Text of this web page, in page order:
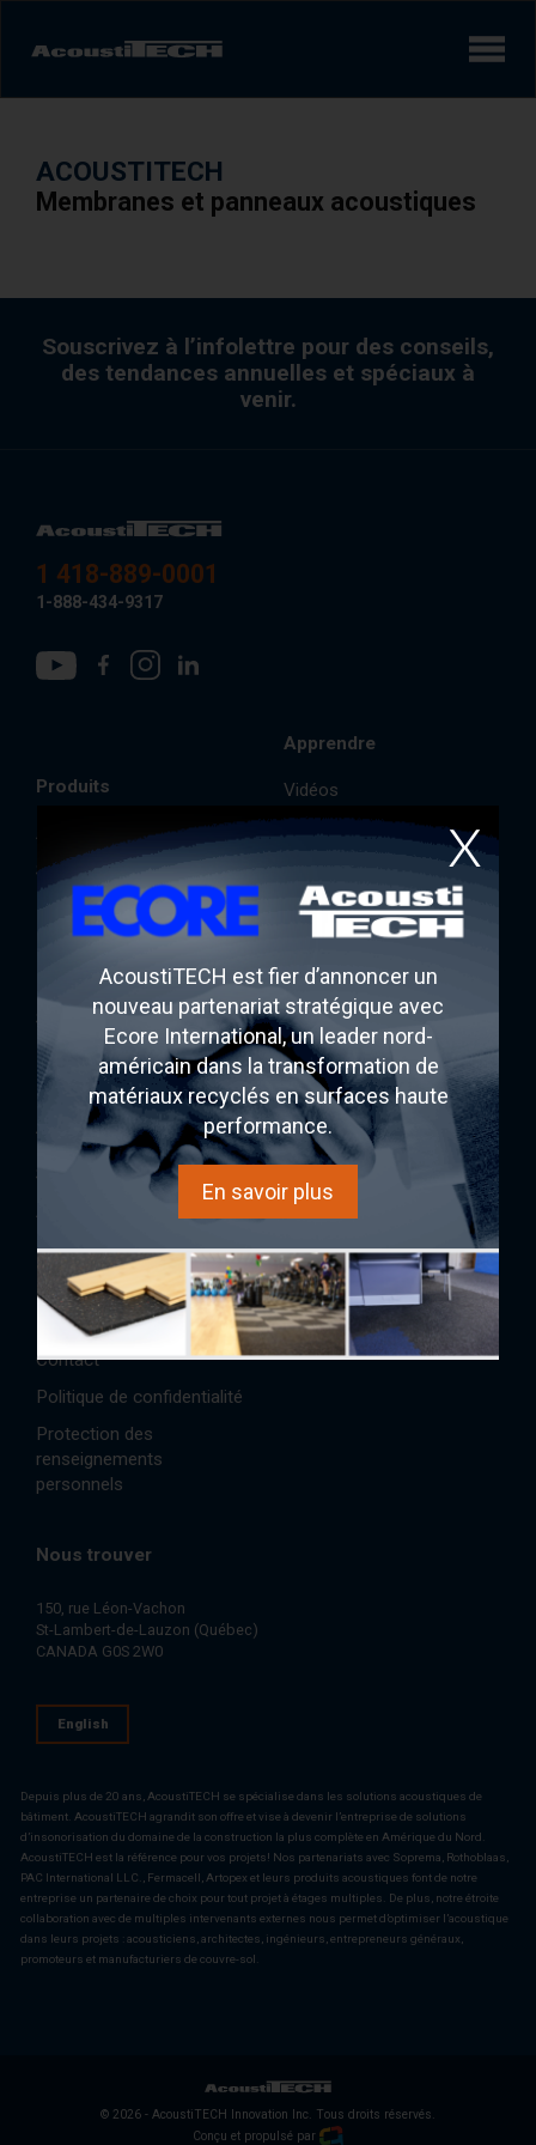
Services et solutions
Réalisations/Études de cas
AcoustiCONDO
ACOUSTITECH
Membranes et panneaux acoustiques
Souscrivez à l’infolettre pour des conseils,
des tendances annuelles et spéciaux à
venir.
1 418-889-0001
1-888-434-9317
Produits
AcoustiTECH
Soprema
Fermacell
PAC International
Rothoblaas
SONO/MAX25
Ecore
Apprendre
Vidéos
Lexique
Blogues
AcoustiTECH
Services et solutions
À propos
Partenaires
Réalisations/Études de cas
Références
Contact
Politique de confidentialité
Protection des
renseignements
personnels
Acheter
AcoustiINDEX
AcoustiCONDO
Où acheter
Boutique
Nous trouver
150, rue Léon-Vachon
St-Lambert-de-Lauzon (Québec)
CANADA G0S 2W0
English
Depuis plus de 20 ans, AcoustiTECH se spécialise dans les solutions acoustiques de
bâtiment. AcoustiTECH agrandit son offre et vise à devenir l’entreprise de solutions
d’insonorisation du domaine de la construction la plus complète en Amérique du Nord.
AcoustiTECH est la référence pour vos projets! Nos partenariats avec Soprema, Rothoblaas,
PAC International LLC., Fermacell, Artopex et leurs produits acoustiques font de notre
entreprise un partenaire de choix pour tout projet à étages multiples. De plus, notre étroite
collaboration avec de multiples intervenants externes nous permet d’optimiser l’acoustique
dans leurs projets : acousticiens, architectes, ingénieurs, entrepreneurs généraux,
promoteurs et manufacturiers de couvre-sol.
© 2026 - AcoustiTECH Innovation Inc. Tous droits réservés.
Conçu et propulsé par
AcoustiTECH est fier d’annoncer un
nouveau partenariat stratégique avec
Ecore International, un leader nord-
américain dans la transformation de
matériaux recyclés en surfaces haute
performance.
En savoir plus